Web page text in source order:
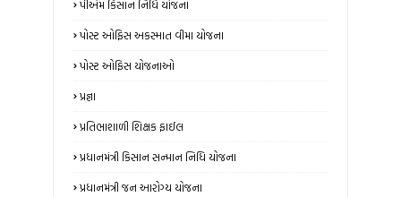
પીએમ કિસાન નિધિ યોજના
પોસ્ટ ઓફિસ અકસ્માત વીમા યોજના
પોસ્ટ ઓફિસ યોજનાઓ
પ્રજ્ઞા
પ્રતિભાશાળી શિક્ષક ફાઈલ
પ્રધાનમંત્રી કિસાન સન્માન નિધિ યોજના
પ્રધાનમંત્રી જન આરોગ્ય યોજના